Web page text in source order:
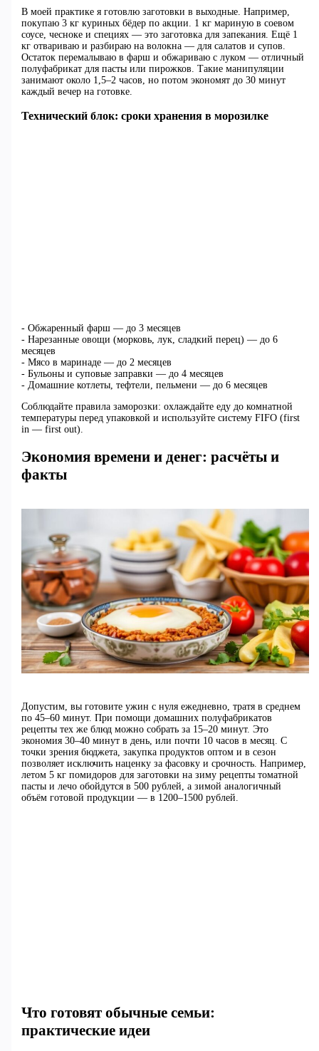
В моей практике я готовлю заготовки в выходные. Например,
покупаю 3 кг куриных бёдер по акции. 1 кг мариную в соевом
соусе, чесноке и специях — это заготовка для запекания. Ещё 1
кг отвариваю и разбираю на волокна — для салатов и супов.
Остаток перемалываю в фарш и обжариваю с луком — отличный
полуфабрикат для пасты или пирожков. Такие манипуляции
занимают около 1,5–2 часов, но потом экономят до 30 минут
каждый вечер на готовке.
Технический блок: сроки хранения в морозилке
- Обжаренный фарш — до 3 месяцев
- Нарезанные овощи (морковь, лук, сладкий перец) — до 6
месяцев
- Мясо в маринаде — до 2 месяцев
- Бульоны и суповые заправки — до 4 месяцев
- Домашние котлеты, тефтели, пельмени — до 6 месяцев
Соблюдайте правила заморозки: охлаждайте еду до комнатной
температуры перед упаковкой и используйте систему FIFO (first
in — first out).
Экономия времени и денег: расчёты и
факты
Допустим, вы готовите ужин с нуля ежедневно, тратя в среднем
по 45–60 минут. При помощи домашних полуфабрикатов
рецепты тех же блюд можно собрать за 15–20 минут. Это
экономия 30–40 минут в день, или почти 10 часов в месяц. С
точки зрения бюджета, закупка продуктов оптом и в сезон
позволяет исключить наценку за фасовку и срочность. Например,
летом 5 кг помидоров для заготовки на зиму рецепты томатной
пасты и лечо обойдутся в 500 рублей, а зимой аналогичный
объём готовой продукции — в 1200–1500 рублей.
Что готовят обычные семьи:
практические идеи